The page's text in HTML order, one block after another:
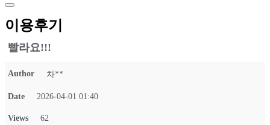
이용후기
빨라요!!!
Author 차**
Date 2026-04-01 01:40
Views 62